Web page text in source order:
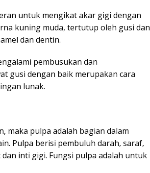
untuk mengikat akar gigi dengan
kuning muda, tertutup oleh gusi dan
dan dentin.
pembusukan dan
gusi dengan baik merupakan cara
lunak.
maka pulpa adalah bagian dalam
Pulpa berisi pembuluh darah, saraf,
inti gigi. Fungsi pulpa adalah untuk